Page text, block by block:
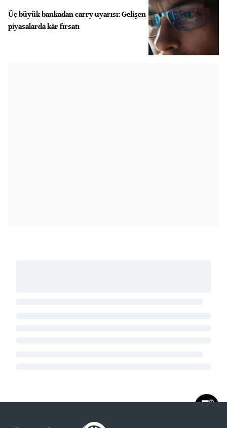
Üç büyük bankadan carry uyarısı: Gelişen
piyasalarda kâr fırsatı